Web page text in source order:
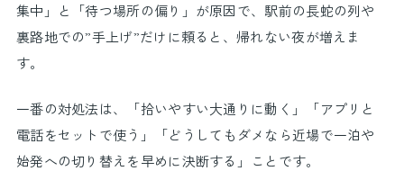
集中」と「待つ場所の偏り」が原因で、駅前の長蛇の列や
裏路地での”手上げ”だけに頼ると、帰れない夜が増えま
す。
一番の対処法は、「拾いやすい大通りに動く」「アプリと
電話をセットで使う」「どうしてもダメなら近場で一泊や
始発への切り替えを早めに決断する」ことです。